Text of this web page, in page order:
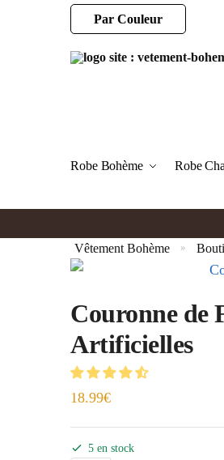
Par Couleur
Robe Bohème Robe
Vêtement Bohème »
Couronne de
Artificielles
18.99€
5 en stock